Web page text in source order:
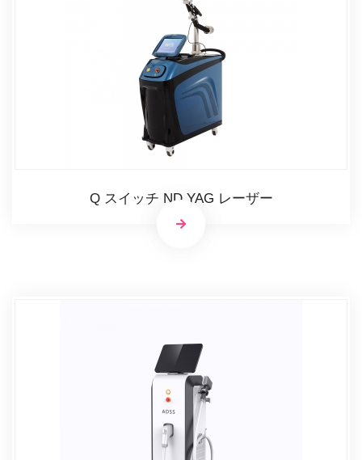
Q スイッチ ND YAG レーザー